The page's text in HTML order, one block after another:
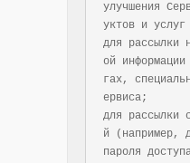
улучшения
уктов и услуг
для рассылки
ой
гах,
ервиса;
для рассылки
й (например,
пароля